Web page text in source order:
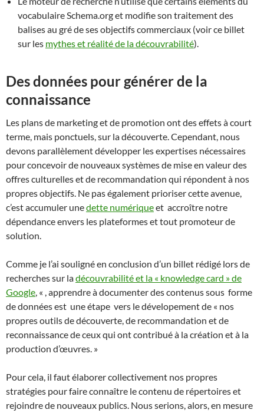
vocabulaire Schema.org et modifie son traitement des
balises au gré de ses objectifs commerciaux (voir ce billet
sur les mythes et réalité de la découvrabilité).
Des données pour générer de la
connaissance
Les plans de marketing et de promotion ont des effets à court
terme, mais ponctuels, sur la découverte. Cependant, nous
devons parallèlement développer les expertises nécessaires
pour concevoir de nouveaux systèmes de mise en valeur des
offres culturelles et de recommandation qui répondent à nos
propres objectifs. Ne pas également prioriser cette avenue,
c’est accumuler unedette numériqueet accroître notre
dépendance envers les plateformes et tout promoteur de
solution.
Comme je l’ai souligné en conclusion d’un billet rédigé lors de
recherches sur ladécouvrabilité et la « knowledge card » de
Google, « , apprendre à documenter des contenus sous forme
de données est une étape vers le dévelopement de « nos
propres outils de découverte, de recommandation et de
reconnaissance de ceux qui ont contribué à la création et à la
production d’œuvres. »
Pour cela, il faut élaborer collectivement nos propres
stratégies pour faire connaître le contenu de répertoires et
rejoindre de nouveaux publics. Nous serions, alors, en mesure